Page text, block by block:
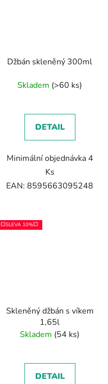
Džbán skleněný 300ml
Skladem (>60 ks)
DETAIL
Minimální objednávka 4
Ks
EAN: 8595663095248
💥SLEVA 10%💥
Skleněný džbán s víkem
1,65l
Skladem (54 ks)
DETAIL